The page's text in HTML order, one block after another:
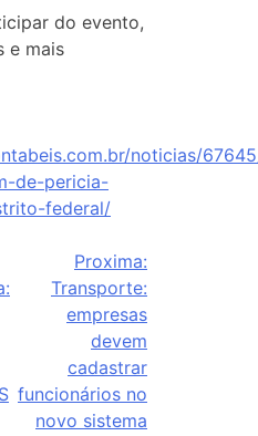
do evento,
e mais
noticias/
de-pericia-
federal/
Proxima:
Transporte:
empresas
devem
cadastrar
funcionários no
novo sistema